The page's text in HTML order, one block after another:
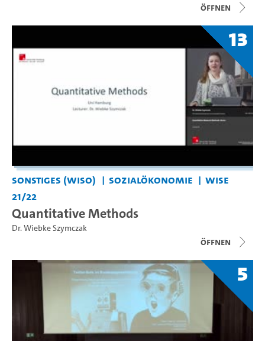
Öffnen
13
Sonstiges (WiSo) Sozialökonomie
WiSe
21/22
Quantitative Methods
Dr. Wiebke Szymczak
Öffnen
5